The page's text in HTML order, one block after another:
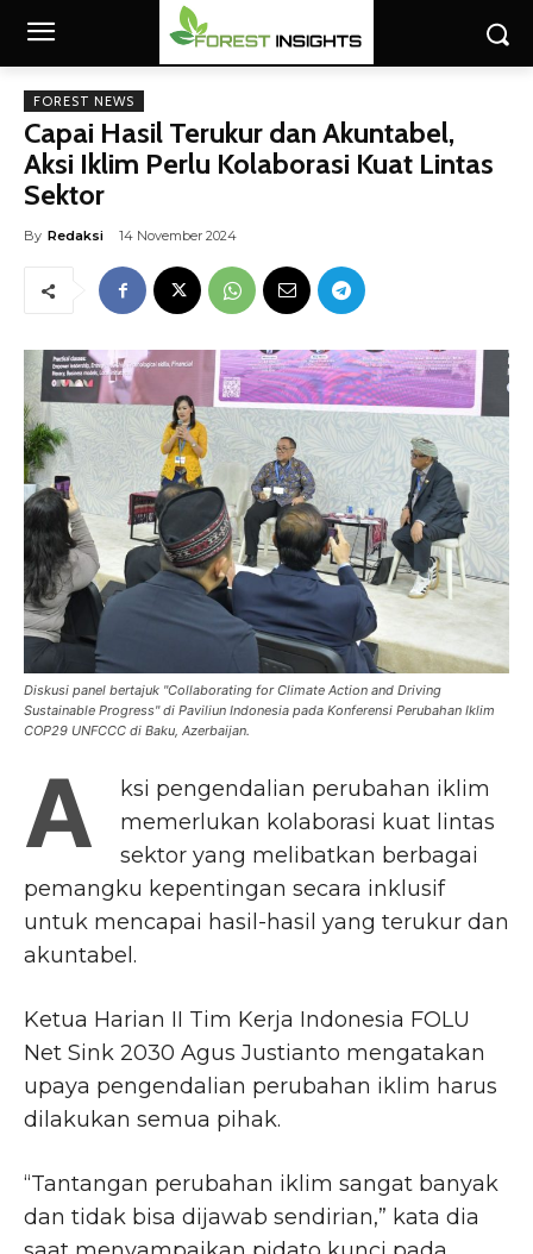
FOREST NEWS
Capai Hasil Terukur dan Akuntabel,
Aksi Iklim Perlu Kolaborasi Kuat Lintas
Sektor
By Redaksi 14 November 2024
Diskusi panel bertajuk "Collaborating for Climate Action and Driving
Sustainable Progress" di Paviliun Indonesia pada Konferensi Perubahan Iklim
COP29 UNFCCC di Baku, Azerbaijan.
A
ksi pengendalian perubahan iklim
memerlukan kolaborasi kuat lintas
sektor yang melibatkan berbagai
pemangku kepentingan secara inklusif
untuk mencapai hasil-hasil yang terukur dan
akuntabel.
Ketua Harian II Tim Kerja Indonesia FOLU
Net Sink 2030 Agus Justianto mengatakan
upaya pengendalian perubahan iklim harus
dilakukan semua pihak.
“Tantangan perubahan iklim sangat banyak
dan tidak bisa dijawab sendirian,” kata dia